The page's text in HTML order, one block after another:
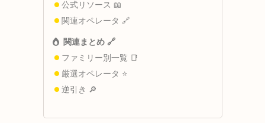
公式リソース 📖
関連オペレータ 🔗
関連まとめ 🔗
ファミリー別一覧 📑
厳選オペレータ ⭐
逆引き 🔎